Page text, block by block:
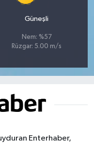
Güneşli
Nem: %57
Rüzgar: 5.00 m/s
Enterhaber,